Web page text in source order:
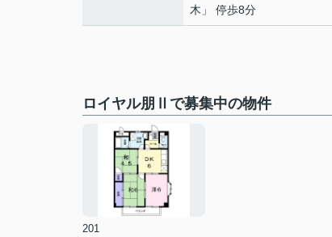
木」 停歩8分
ロイヤル朋Ⅱで募集中の物件
201